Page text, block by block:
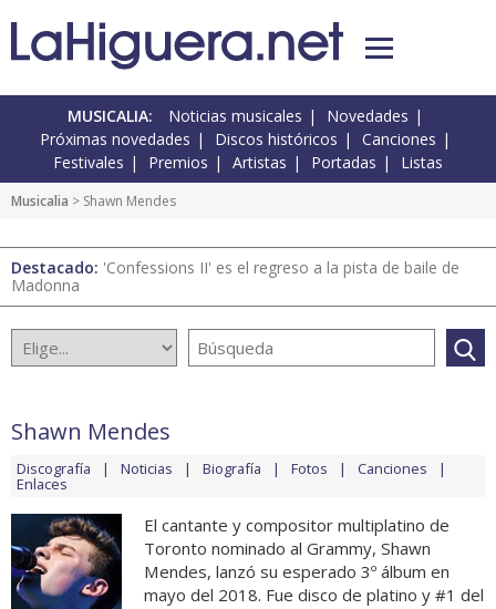
MUSICALIA: Noticias musicales
Novedades
Próximas novedades
Discos históricos
Canciones
Festivales
Premios Artistas Portadas Listas
Musicalia > Shawn Mendes
Destacado: 'Confessions II' es el regreso a la pista de baile de
Madonna
Shawn Mendes
Discografía Noticias Biografía Fotos Canciones
Enlaces
El cantante y compositor multiplatino de
Toronto nominado al Grammy, Shawn
Mendes, lanzó su esperado 3º álbum en
mayo del 2018. Fue disco de platino y #1 del